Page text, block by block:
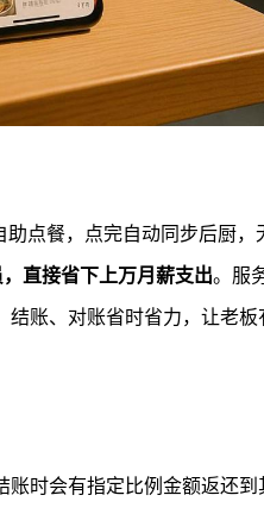
助点餐，点完自动同步后厨，
直接省下上万月薪支出。服
账、对账省时省力，让老
时会有指定比例金额返还到